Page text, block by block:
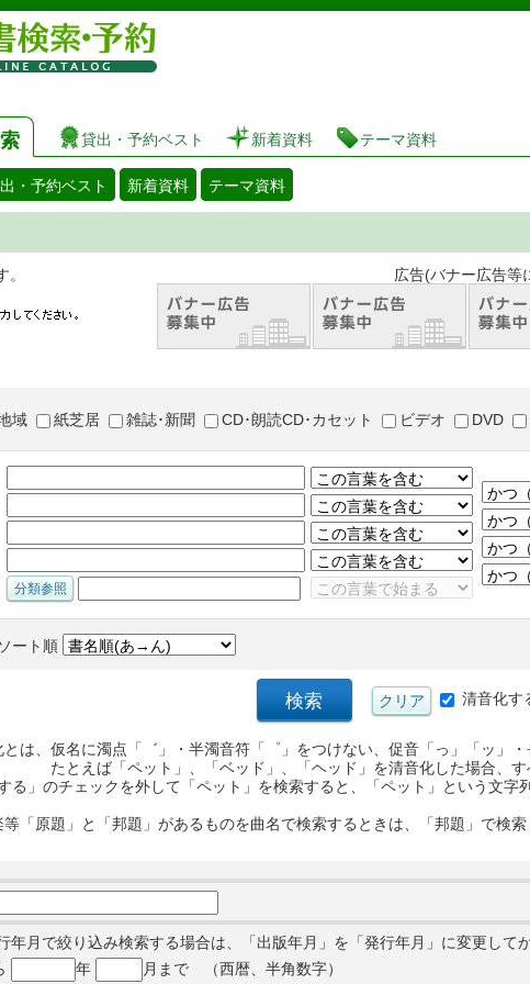
図書館 蔵書検索・予約システム
貸出・予約ベスト 新着資料 テーマ資料
・予約ベスト 新着資料 テーマ資料
ができます。 広告(バナー広告等については、千
域 紙芝居 雑誌･新聞 CD･朗読CD･カセット ビデオ DVD
ソート順
清音化す
とは、仮名に濁点「゛」・半濁音符「゜」をつけない、促音「っ」「ッ」
たとえば「ペット」、「ベッド」、「ヘッド」を清音化した場合、す
する」のチェックを外して「ペット」を検索すると、「ペット」という文字
等「原題」と「邦題」があるものを曲名で検索するときは、「邦題」で検
年月で絞り込み検索する場合は、「出版年月」を「発行年月」に変更して
年 月まで （西暦、半角数字）